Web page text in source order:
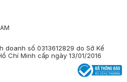
doanh số 0313612829 do Sở Kế
Chí Minh cấp ngày 13/01/2016